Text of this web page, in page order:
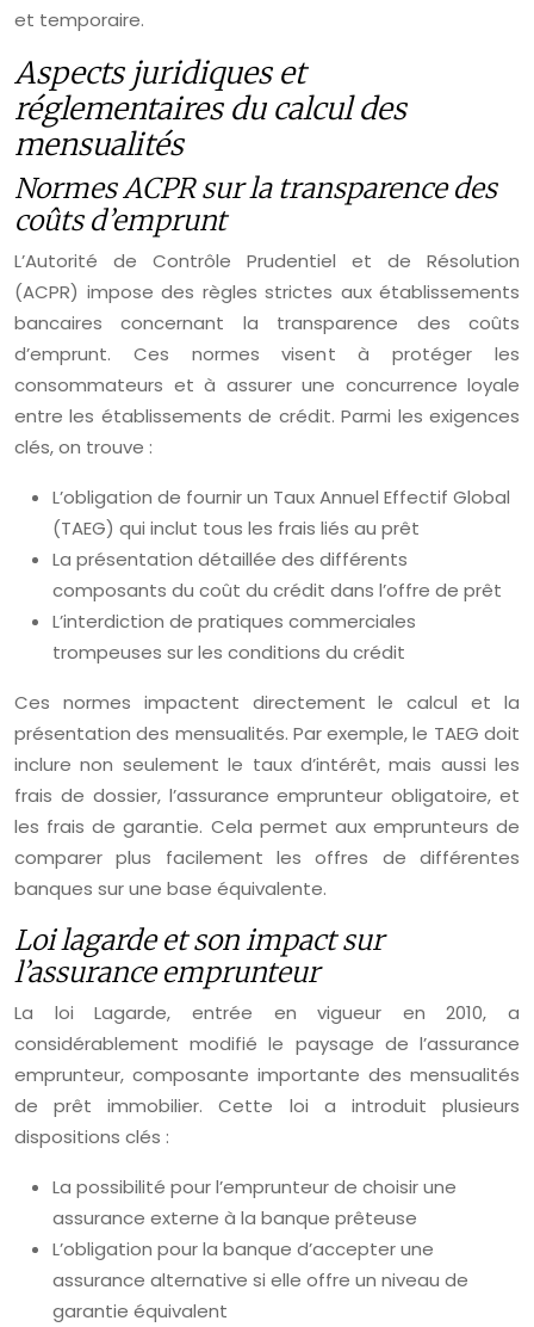
et temporaire.
Aspects juridiques et
réglementaires du calcul des
mensualités
Normes ACPR sur la transparence des
coûts d’emprunt
L’Autorité de Contrôle Prudentiel et de Résolution
(ACPR) impose des règles strictes aux établissements
bancaires concernant la transparence des coûts
d’emprunt. Ces normes visent à protéger les
consommateurs et à assurer une concurrence loyale
entre les établissements de crédit. Parmi les exigences
clés, on trouve :
L’obligation de fournir un Taux Annuel Effectif Global
(TAEG) qui inclut tous les frais liés au prêt
La présentation détaillée des différents
composants du coût du crédit dans l’offre de prêt
L’interdiction de pratiques commerciales
trompeuses sur les conditions du crédit
Ces normes impactent directement le calcul et la
présentation des mensualités. Par exemple, le TAEG doit
inclure non seulement le taux d’intérêt, mais aussi les
frais de dossier, l’assurance emprunteur obligatoire, et
les frais de garantie. Cela permet aux emprunteurs de
comparer plus facilement les offres de différentes
banques sur une base équivalente.
Loi lagarde et son impact sur
l’assurance emprunteur
La loi Lagarde, entrée en vigueur en 2010, a
considérablement modifié le paysage de l’assurance
emprunteur, composante importante des mensualités
de prêt immobilier. Cette loi a introduit plusieurs
dispositions clés :
La possibilité pour l’emprunteur de choisir une
assurance externe à la banque prêteuse
L’obligation pour la banque d’accepter une
assurance alternative si elle offre un niveau de
garantie équivalent